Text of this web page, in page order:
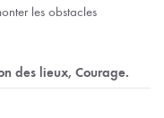
les obstacles
des lieux, Courage.